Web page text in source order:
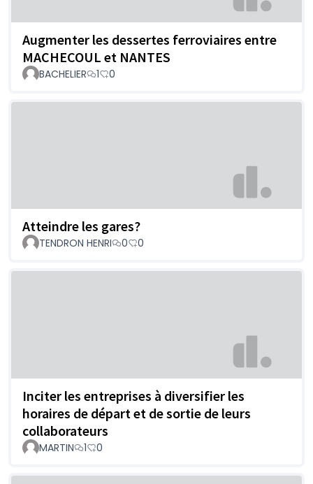
Augmenter les dessertes ferroviaires entre
MACHECOUL et NANTES
BACHELIER 1 0
Atteindre les gares?
TENDRON HENRI 0 0
Inciter les entreprises à diversifier les
horaires de départ et de sortie de leurs
collaborateurs
MARTIN 1 0